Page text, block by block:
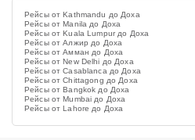
Рейсы от Kathmandu до Доха
Рейсы от Manila до Доха
Рейсы от Kuala Lumpur до Доха
Рейсы от Алжир до Доха
Рейсы от Амман до Доха
Рейсы от New Delhi до Доха
Рейсы от Casablanca до Доха
Рейсы от Chittagong до Доха
Рейсы от Bangkok до Доха
Рейсы от Mumbai до Доха
Рейсы от Lahore до Доха